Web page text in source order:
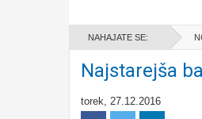
NAHAJATE SE:
Najstarejša
torek, 27.12.2016